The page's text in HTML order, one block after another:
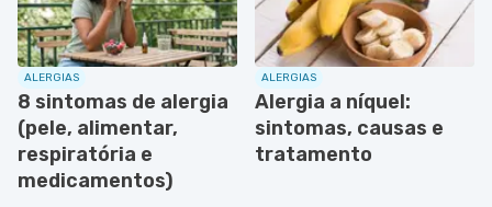
ALERGIAS
8 sintomas de alergia
(pele, alimentar,
respiratória e
medicamentos)
ALERGIAS
Alergia a níquel:
sintomas, causas e
tratamento